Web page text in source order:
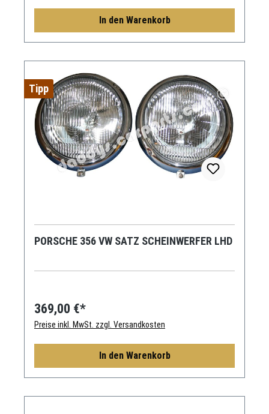
In den Warenkorb
Tipp
PORSCHE 356 VW SATZ SCHEINWERFER LHD
369,00 €*
Preise inkl. MwSt. zzgl. Versandkosten
In den Warenkorb